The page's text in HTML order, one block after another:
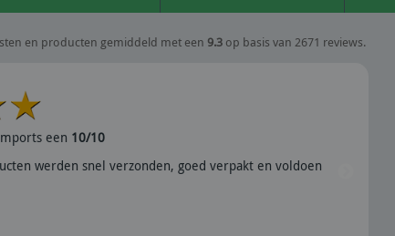
en producten gemiddeld met een 9.3 op basis van 2671 reviews.
een 10/10
werden snel verzonden, goed verpakt en voldoen